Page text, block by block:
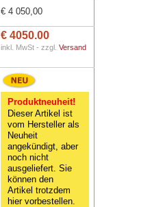
€ 4 050,00
€ 4050.00
inkl. MwSt - zzgl. Versand
Produktneuheit!
Dieser Artikel ist
vom Hersteller als
Neuheit
angekündigt, aber
noch nicht
ausgeliefert. Sie
können den
Artikel trotzdem
hier vorbestellen.